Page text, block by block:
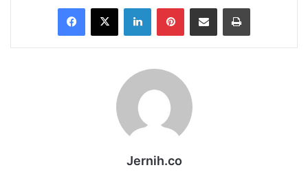
Facebook
X LinkedInPinterestShare via Email Print
Jernih.co